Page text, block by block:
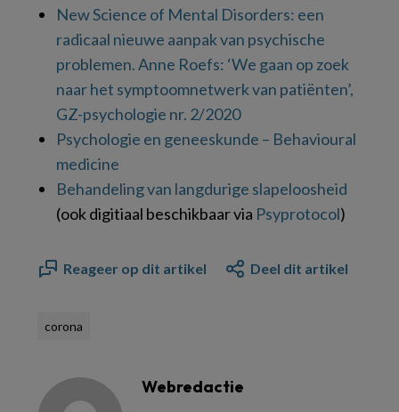
New Science of Mental Disorders: een
radicaal nieuwe aanpak van psychische
problemen. Anne Roefs: ‘We gaan op zoek
naar het symptoomnetwerk van patiënten’,
GZ-psychologie nr. 2/2020
Psychologie en geneeskunde – Behavioural
medicine
Behandeling van langdurige slapeloosheid
(ook digitiaal beschikbaar via Psyprotocol)
Reageer op dit artikel Deel dit artikel
corona
Webredactie